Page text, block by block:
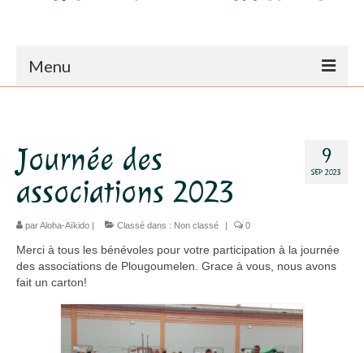
Menu
Horaires – Adresse
L’association
Aïkido
L’aïkido
Les Grades
9
SEP 2023
Journée des
associations 2023
parAloha-Aïkido | Classé dans : Non classé | 0
Merci à tous les bénévoles pour votre participation à la journée
des associations de Plougoumelen. Grace à vous, nous avons
fait un carton!